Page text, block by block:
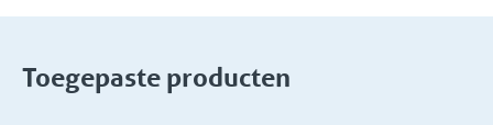
Toegepaste producten